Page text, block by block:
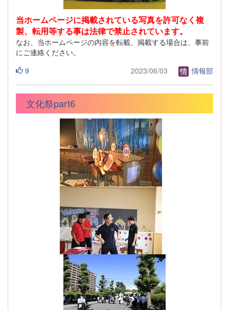
当ホームページに掲載されている写真を許可なく複
製、転用等する事は法律で禁止されています。
なお、当ホームページの内容を転載、掲載する場合は、事前
にご連絡ください。
9
2023/06/03 情報部
文化祭part6